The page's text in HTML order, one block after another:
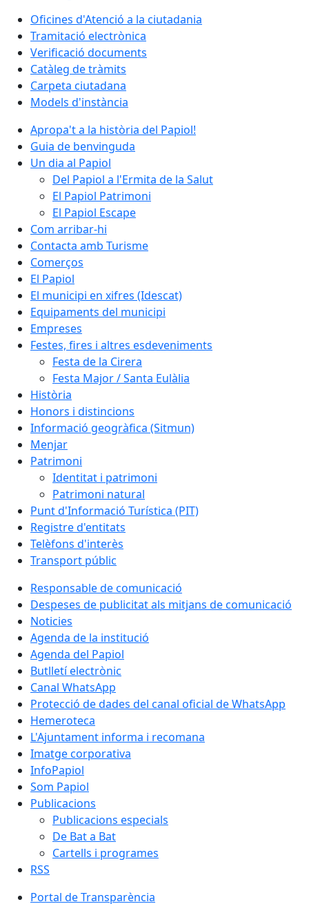
Oficines d'Atenció a la ciutadania
Tramitació electrònica
Verificació documents
Catàleg de tràmits
Carpeta ciutadana
Models d'instància
Apropa't a la història del Papiol!
Guia de benvinguda
Un dia al Papiol
Del Papiol a l'Ermita de la Salut
El Papiol Patrimoni
El Papiol Escape
Com arribar-hi
Contacta amb Turisme
Comerços
El Papiol
El municipi en xifres (Idescat)
Equipaments del municipi
Empreses
Festes, fires i altres esdeveniments
Festa de la Cirera
Festa Major / Santa Eulàlia
Història
Honors i distincions
Informació geogràfica (Sitmun)
Menjar
Patrimoni
Identitat i patrimoni
Patrimoni natural
Punt d'Informació Turística (PIT)
Registre d'entitats
Telèfons d'interès
Transport públic
Responsable de comunicació
Despeses de publicitat als mitjans de comunicació
Noticies
Agenda de la institució
Agenda del Papiol
Butlletí electrònic
Canal WhatsApp
Protecció de dades del canal oficial de WhatsApp
Hemeroteca
L'Ajuntament informa i recomana
Imatge corporativa
InfoPapiol
Som Papiol
Publicacions
Publicacions especials
De Bat a Bat
Cartells i programes
RSS
Portal de Transparència